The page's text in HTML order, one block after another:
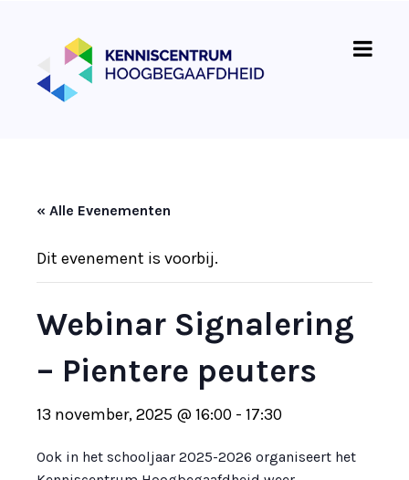
« Alle Evenementen
Dit evenement is voorbij.
Webinar Signalering
– Pientere peuters
13 november, 2025 @ 16:00 - 17:30
Ook in het schooljaar 2025-2026 organiseert het